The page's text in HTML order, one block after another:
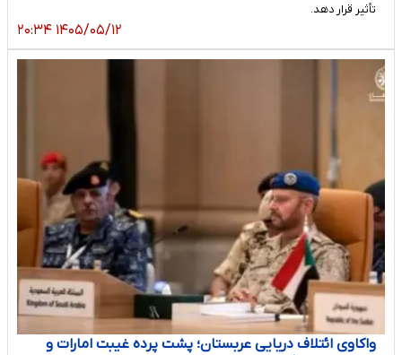
تأثیر قرار دهد.
۱۴۰۵/۰۵/۱۲ ۲۰:۳۴
واکاوی ائتلاف دریایی عربستان؛ پشت پرده غیبت امارات و